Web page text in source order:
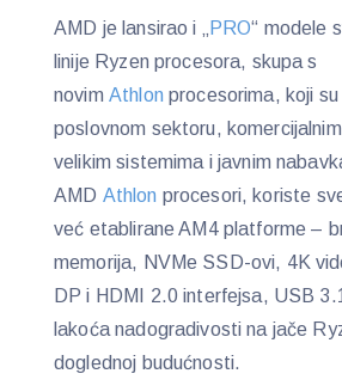
AMD je lansirao i „ PRO“ modele
linije Ryzen procesora, skupa s
novim Athlonprocesorima, koji su
poslovnom sektoru,
velikim sistemima i javnim
AMD Athlon procesori, koriste
već etablirane AM4 platforme –
memorija, NVMe SSD-ovi, 4K
DP i HDMI 2.0 interfejsa, USB
lakoća nadogradivosti na jače
doglednoj budućnosti.